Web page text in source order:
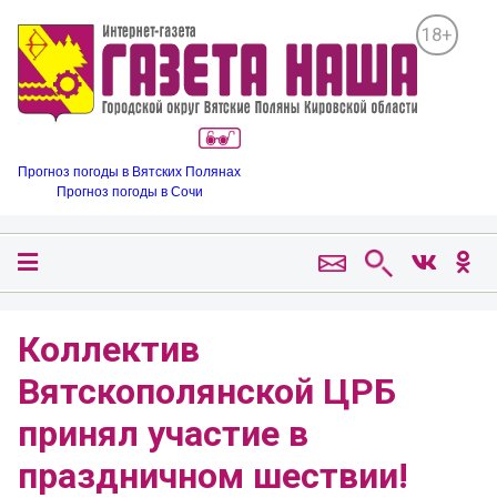
18+
Прогноз погоды в Вятских Полянах
Прогноз погоды в Сочи
Коллектив
Вятскополянской ЦРБ
принял участие в
праздничном шествии!